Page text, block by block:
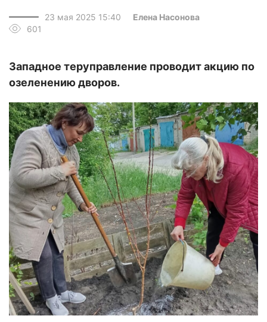
23 мая 2025 15:40
Елена Насонова
601
Западное теруправление проводит акцию по
озеленению дворов.